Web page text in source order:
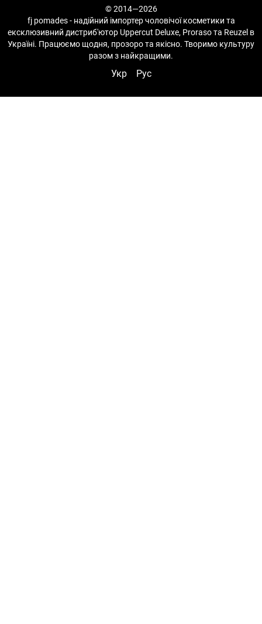
© 2014—2026
fj pomades - надійний імпортер чоловічої косметики та
ексклюзивний дистриб'ютор Uppercut Deluxe, Proraso та Reuzel в
Україні. Працюємо щодня, прозоро та якісно. Творимо культуру
разом з найкращими.
Укр Рус